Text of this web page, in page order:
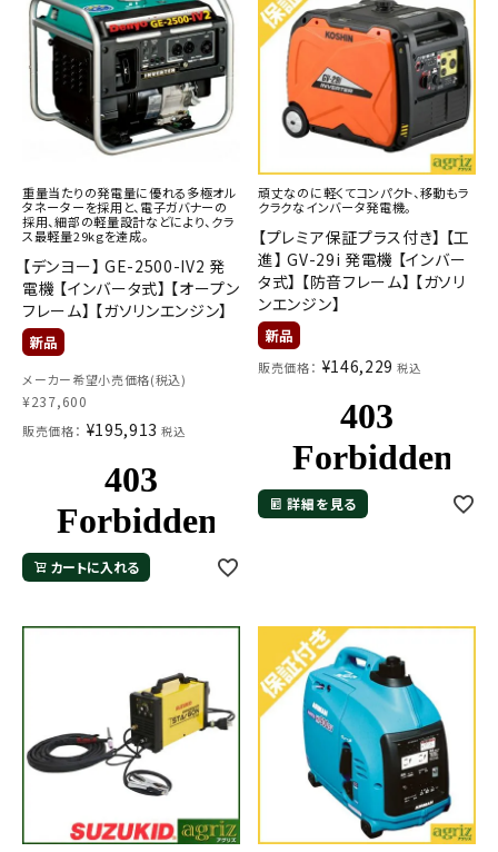
重量当たりの発電量に優れる多極オル
タネーターを採用と、電子ガバナーの
採用、細部の軽量設計などにより、クラ
ス最軽量29kgを達成。
【デンヨー】 GE-2500-IV2 発
電機 【インバータ式】 【オープン
フレーム】 【ガソリンエンジン】
メーカー希望小売価格(税込)
¥237,600
販売価格： ¥195,913 税込
カートに入れる
頑丈なのに軽くてコンパクト、移動もラ
クラクなインバータ発電機。
【プレミア保証プラス付き】 【工
進】 GV-29i 発電機 【インバー
タ式】 【防音フレーム】 【ガソリ
ンエンジン】
販売価格： ¥146,229 税込
詳細を見る